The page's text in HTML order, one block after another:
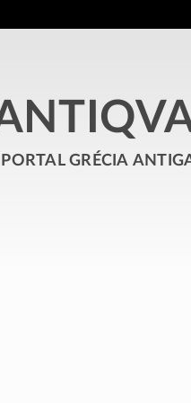
portal grécia